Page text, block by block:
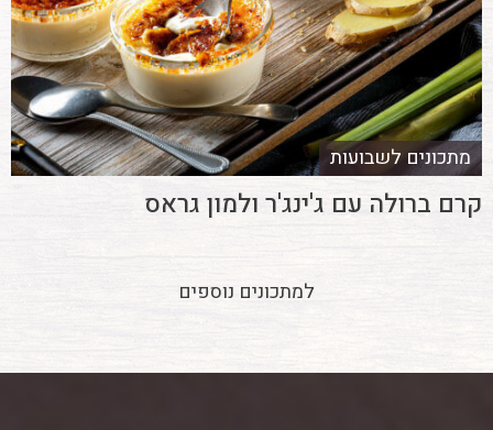
מתכונים לשבועות
קרם ברולה עם ג'ינג'ר ולמון גראס
למתכונים נוספים